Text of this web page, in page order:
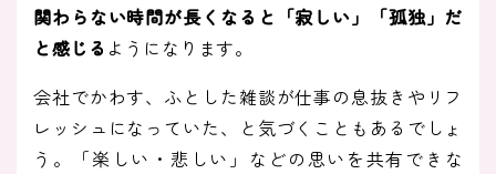
関わらない時間が長くなると「寂しい」「孤独」だ
と感じる ようになります。
会社でかわす、ふとした雑談が仕事の息抜きやリフ
レッシュになっていた、と気づくこともあるでしょ
う。「楽しい・悲しい」などの思いを共有できな